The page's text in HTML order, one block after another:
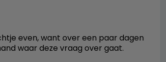
even, want over een paar dagen
waar deze vraag over gaat.